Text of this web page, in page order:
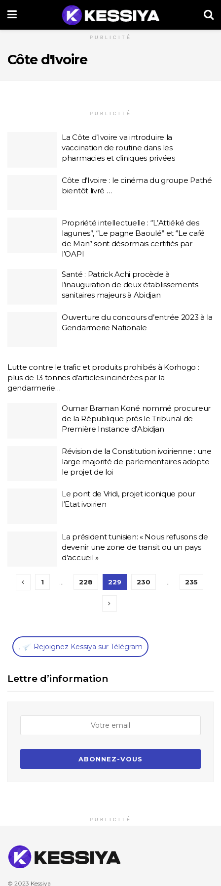
PUBLICITÉ
Côte d'Ivoire
PUBLICITÉ
La Côte d’Ivoire va introduire la
vaccination de routine dans les
pharmacies et cliniques privées
Côte d’Ivoire : le cinéma du groupe Pathé
bientôt livré …
Propriété intellectuelle : ‘’L’Attiéké des
lagunes’’, ‘’Le pagne Baoulé’’ et ‘’Le café
de Man’’ sont désormais certifiés par
l’OAPI
Santé : Patrick Achi procède à
l’inauguration de deux établissements
sanitaires majeurs à Abidjan
Ouverture du concours d’entrée 2023 à la
Gendarmerie Nationale
Lutte contre le trafic et produits prohibés à Korhogo :
plus de 13 tonnes d’articles incinérées par la
gendarmerie…
Oumar Braman Koné nommé procureur
de la République près le Tribunal de
Première Instance d’Abidjan
Révision de la Constitution ivoirienne : une
large majorité de parlementaires adopte
le projet de loi
Le pont de Vridi, projet iconique pour
l’Etat ivoirien
La président tunisien: « Nous refusons de
devenir une zone de transit ou un pays
d’accueil »
1 228 229 230 235
, Rejoignez Kessiya sur Télégram
Lettre d’information
PUBLICITÉ
© 2023 Kessiya